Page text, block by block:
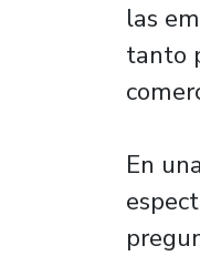
las
tanto
En